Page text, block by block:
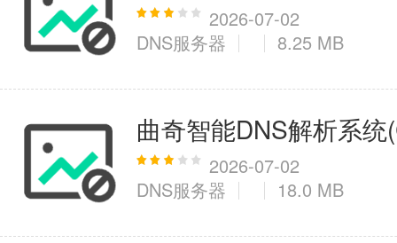
2026-07-02
DNS服务器
8.25 MB
曲奇智能DNS解析系统
2026-07-02
DNS服务器
18.0 MB